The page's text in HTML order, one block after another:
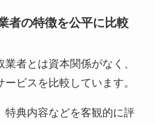
者の特徴を公平に比較
者とは資本関係がなく、
ビスを比較しています。
特典内容などを客観的に評